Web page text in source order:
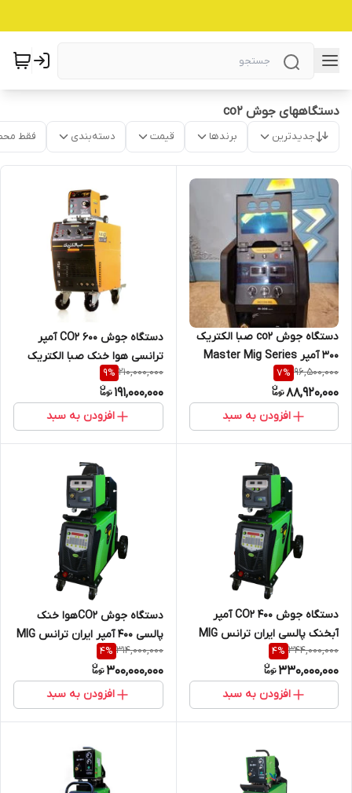
دستگاههای جوش co2
جدیدترین برندها قیمت دسته‌بندی فقط
دستگاه جوش co2 صبا الکتریک
300 آمپر Master Mig Series
M-306
96,500,000
7%
88,920,000
افزودن به سبد
دستگاه جوش CO2 600 آمپر
ترانسی هوا خنک صبا الکتریک
POWER-MIG-SERIES 6.5AC
210,000,000
9%
191,000,000
افزودن به سبد
دستگاه جوش CO2 400 آمپر
آبخنک پالسی ایران ترانس MIG
401 DPI WATERCOOL
344,000,000
4%
330,000,000
افزودن به سبد
دستگاه جوش CO2هوا خنک
پالسی 400 آمپر ایران ترانس MIG
401 DPI AIRCOOL
314,000,000
4%
300,000,000
افزودن به سبد